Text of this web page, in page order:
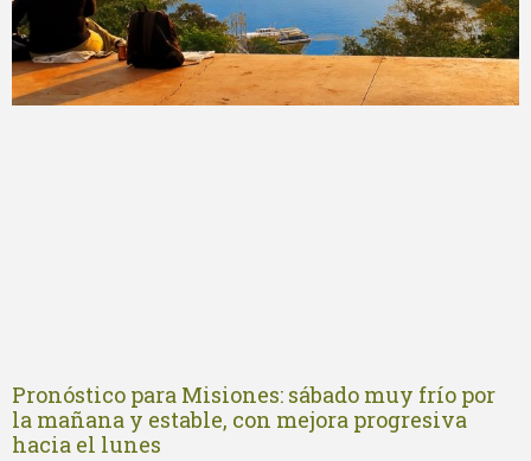
Pronóstico para Misiones: sábado muy frío por
la mañana y estable, con mejora progresiva
hacia el lunes